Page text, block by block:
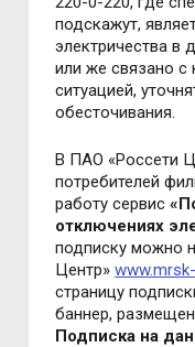
подскажут,
электричества в
или же связано с
ситуацией,
обесточивания.
В ПАО «Россети
потребителей
работу сервис
отключениях
подписку можно
Центр»
страницу
баннер,
Подписка на